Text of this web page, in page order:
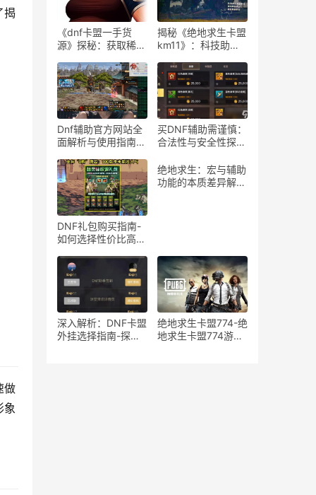
揭
做
象
《dnf卡盟一手货
源》探秘：获取稀有
卡盟一手货源渠道解
析与购买指南
揭秘《绝地求生卡盟
km11》：科技助力
《绝地求生卡盟
km11》深入解析：
辅助工具对游戏平衡
性的影响
Dnf辅助官方网站全
面解析与使用指南-
站功能与使用技巧
买DNF辅助需谨慎：
合法性与安全性探
助工具的合法性与潜
在风险分析
DNF礼包购买指南-
如何选择性价比高的
绝地求生：宏与辅助
功能的本质差异解
深入解析：DNF卡盟
外挂选择指南-探索
绝地求生卡盟774-绝
地求生卡盟774游戏